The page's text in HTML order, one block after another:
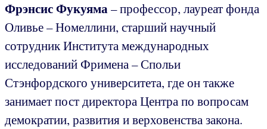
Фрэнсис Фукуяма– профессор, лауреат фонда
Оливье – Номеллини, старший научный
сотрудникИнститута международных
исследований Фримена – Спольи
Стэнфордского университета, где он также
занимает пост директора Центра по вопросам
демократии, развития и верховенства закона.